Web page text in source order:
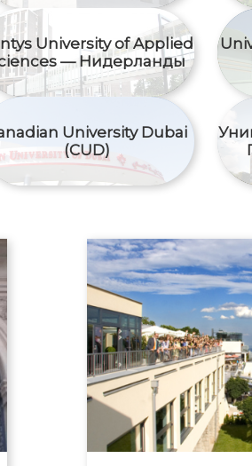
University of Applied
— Нидерланды
University Dubai
(CUD)